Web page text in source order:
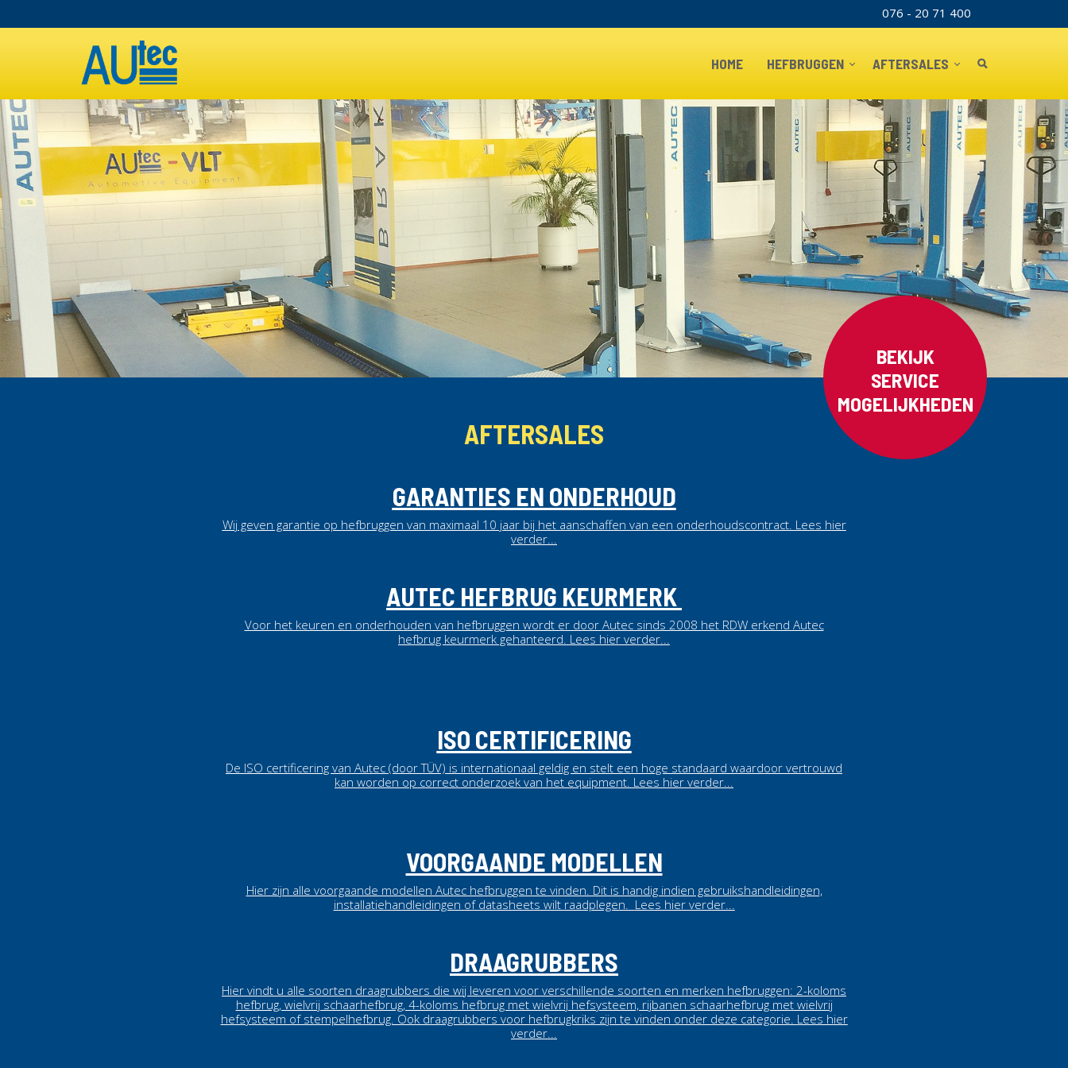
TOPBAR
076 - 20 71 400
MAIN
NAVIGATION
HOME HEFBRUGGEN AFTERSALES
BEKIJK
SERVICE
MOGELIJKHEDEN
AFTERSALES
GARANTIES EN ONDERHOUD
Wij geven garantie op hefbruggen van maximaal 10 jaar bij het aanschaffen van een onderhoudscontract. Lees hier
verder...
AUTEC HEFBRUG KEURMERK
Voor het keuren en onderhouden van hefbruggen wordt er door Autec sinds 2008 het RDW erkend Autec
hefbrug keurmerk gehanteerd. Lees hier verder...
ISO CERTIFICERING
De ISO certificering van Autec (door TÜV) is internationaal geldig en stelt een hoge standaard waardoor vertrouwd
kan worden op correct onderzoek van het equipment. Lees hier verder...
VOORGAANDE MODELLEN
Hier zijn alle voorgaande modellen Autec hefbruggen te vinden. Dit is handig indien gebruikshandleidingen,
installatiehandleidingen of datasheets wilt raadplegen. Lees hier verder...
DRAAGRUBBERS
Hier vindt u alle soorten draagrubbers die wij leveren voor verschillende soorten en merken hefbruggen: 2-koloms
hefbrug, wielvrij schaarhefbrug, 4-koloms hefbrug met wielvrij hefsysteem, rijbanen schaarhefbrug met wielvrij
hefsysteem of stempelhefbrug. Ook draagrubbers voor hefbrugkriks zijn te vinden onder deze categorie. Lees hier
verder...